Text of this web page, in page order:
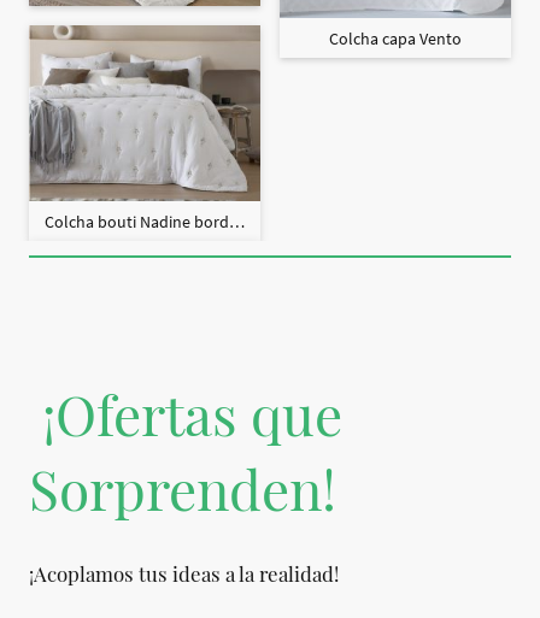
Colcha bouti Nadine bordado + fundas cojín
Colcha capa Vento
¡Ofertas que
Sorprenden!
¡Acoplamos tus ideas a la realidad!